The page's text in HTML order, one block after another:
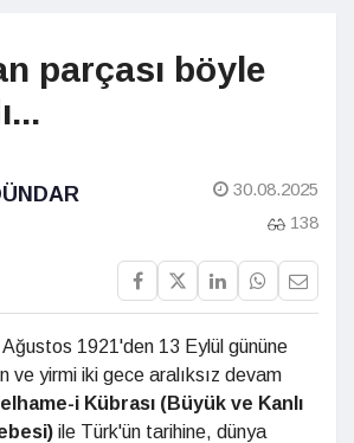
parçası böyle
30.08.2025
138
1921'den 13 Eylül gününe
ve yirmi iki gece aralıksız devam
i Kübrası (Büyük ve Kanlı
ile Türk'ün tarihine, dünya